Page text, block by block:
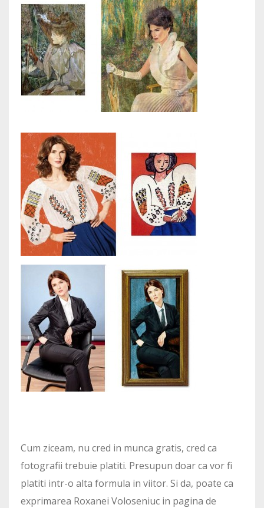
Cum ziceam, nu cred in munca gratis, cred ca
fotografii trebuie platiti. Presupun doar ca vor fi
platiti intr-o alta formula in viitor. Si da, poate ca
exprimarea Roxanei Voloseniuc in pagina de